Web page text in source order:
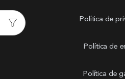
Política de
Política de
Política de